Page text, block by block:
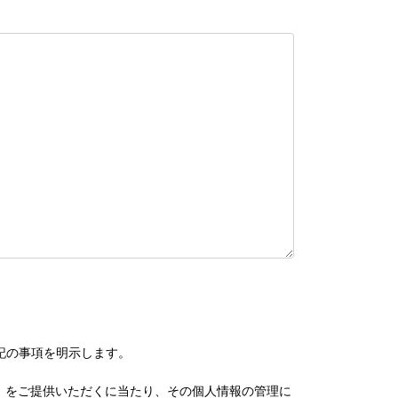
事項を明示します。
ご提供いただくに当たり、その個人情報の管理に